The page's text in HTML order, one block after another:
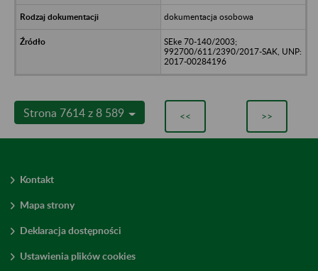
dokumentacja osobowa
SEke 70-140/2003;
992700/611/2390/2017-SAK, UNP:
2017-00284196
Strona 7614 z 8 589 << >>
Kontakt
Mapa strony
Deklaracja dostępności
Ustawienia plików cookies